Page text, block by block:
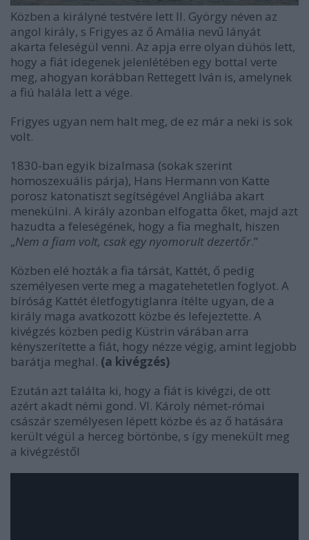
Közben a királyné testvére lett II. György néven az
angol király, s Frigyes az ő Amália nevű lányát
akarta feleségül venni. Az apja erre olyan dühös lett,
hogy a fiát idegenek jelenlétében egy bottal verte
meg, ahogyan korábban Rettegett Iván is, amelynek
a fiú halála lett a vége.
Frigyes ugyan nem halt meg, de ez már a neki is sok
volt.
1830-ban egyik bizalmasa (sokak szerint
homoszexuális párja), Hans Hermann von Katte
porosz katonatiszt segítségével Angliába akart
menekülni. A király azonban elfogatta őket, majd azt
hazudta a feleségének, hogy a fia meghalt, hiszen
„Nem a fiam volt, csak egy nyomorult dezertőr.”
Közben elé hozták a fia társát, Kattét, ő pedig
személyesen verte meg a magatehetetlen foglyot. A
bíróság Kattét életfogytiglanra ítélte ugyan, de a
király maga avatkozott közbe és lefejeztette. A
kivégzés közben pedig Küstrin várában arra
kényszerítette a fiát, hogy nézze végig, amint legjobb
barátja meghal. (a kivégzés)
Ezután azt találta ki, hogy a fiát is kivégzi, de ott
azért akadt némi gond. VI. Károly német-római
császár személyesen lépett közbe és az ő hatására
került végül a herceg börtönbe, s így menekült meg
a kivégzéstől